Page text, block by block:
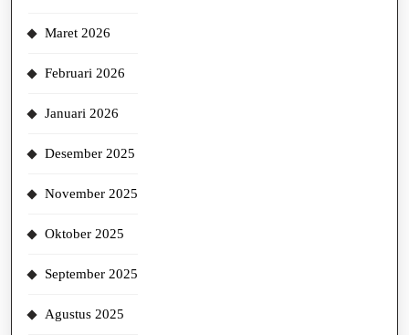
Maret 2026
Februari 2026
Januari 2026
Desember 2025
November 2025
Oktober 2025
September 2025
Agustus 2025